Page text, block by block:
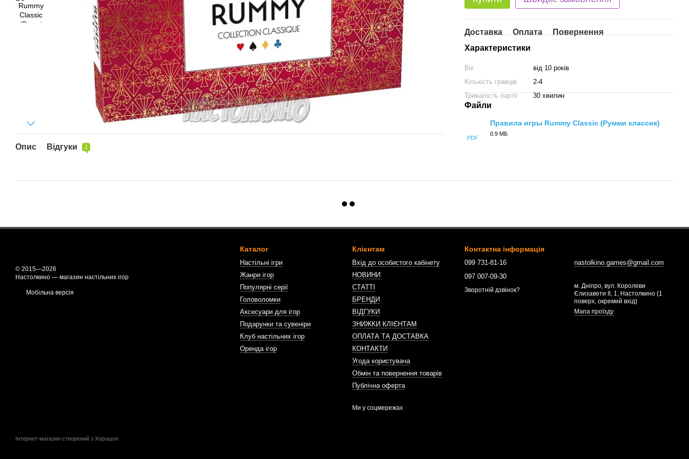
Опис Відгуки 1
Доставка Оплата
Повернення
Характеристики
Вік
від 10 років
Кількість гравців
2-4
Тривалість партії
30 хвилин
Файли
PDF
Правила игры Rummy Classic (Румми классик)
0.9 МБ
© 2015—2026
Настолкино — магазин настільних ігор
Мобільна версія
Інтернет-магазин створений з Хорошоп
Каталог
Настільні ігри
Жанри ігор
Популярні серії
Головоломки
Аксесуари для ігор
Подарунки та сувеніри
Клуб настільних ігор
Оренда ігор
Клієнтам
Вхід до особистого кабінету
НОВИНИ
СТАТТІ
БРЕНДИ
ВІДГУКИ
ЗНИЖКИ КЛІЄНТАМ
ОПЛАТА ТА ДОСТАВКА
КОНТАКТИ
Угода користувача
Обмін та повернення товарів
Публічна оферта
Ми у соцмережах
Контактна інформація
099 731-81-16
097 007-09-30
Зворотній дзвінок?
nastolkino.games@gmail.com
м. Дніпро, вул. Королеви
Єлизавети ІІ, 1, Настолкино (1
поверх, окремий вхід)
Мапа проїзду